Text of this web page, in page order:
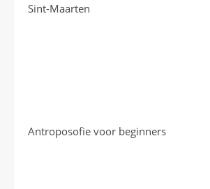
Sint-Maarten
Antroposofie voor beginners